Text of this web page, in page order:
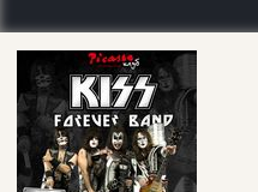
ДОВІДКА